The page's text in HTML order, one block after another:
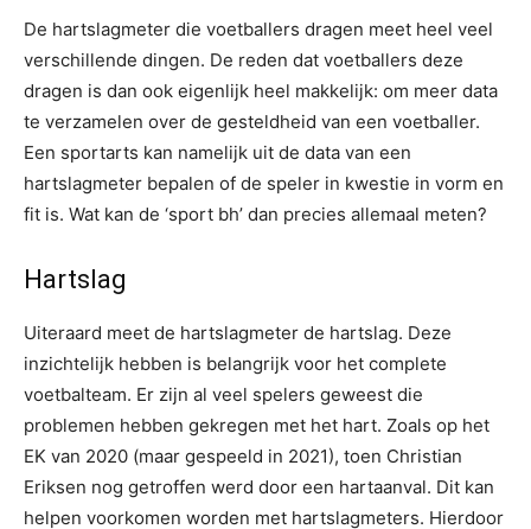
De hartslagmeter die voetballers dragen meet heel veel
verschillende dingen. De reden dat voetballers deze
dragen is dan ook eigenlijk heel makkelijk: om meer data
te verzamelen over de gesteldheid van een voetballer.
Een sportarts kan namelijk uit de data van een
hartslagmeter bepalen of de speler in kwestie in vorm en
fit is. Wat kan de ‘sport bh’ dan precies allemaal meten?
Hartslag
Uiteraard meet de hartslagmeter de hartslag. Deze
inzichtelijk hebben is belangrijk voor het complete
voetbalteam. Er zijn al veel spelers geweest die
problemen hebben gekregen met het hart. Zoals op het
EK van 2020 (maar gespeeld in 2021), toen Christian
Eriksen nog getroffen werd door een hartaanval. Dit kan
helpen voorkomen worden met hartslagmeters. Hierdoor